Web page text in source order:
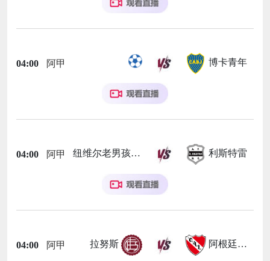
04:00 阿甲 博卡青年
04:00 阿甲 纽维尔老男孩 利斯特雷
04:00 阿甲 拉努斯 阿根廷独立